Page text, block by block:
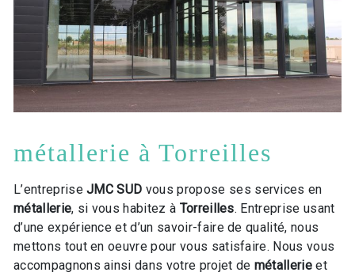
métallerie à Torreilles
L’entrepriseJMC SUD vous propose ses services en
métallerie, si vous habitez à Torreilles. Entreprise usant
d’une expérience et d’un savoir-faire de qualité, nous
mettons tout en oeuvre pour vous satisfaire. Nous vous
accompagnons ainsi dans votre projet de métallerie et